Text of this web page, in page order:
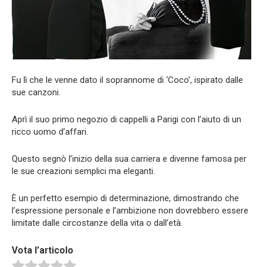
Fu lì che le venne dato il soprannome di ‘Coco’, ispirato dalle
sue canzoni.
Aprì il suo primo negozio di cappelli a Parigi con l’aiuto di un
ricco uomo d’affari.
Questo segnò l’inizio della sua carriera e divenne famosa per
le sue creazioni semplici ma eleganti.
È un perfetto esempio di determinazione, dimostrando che
l’espressione personale e l’ambizione non dovrebbero essere
limitate dalle circostanze della vita o dall’età.
Vota l’articolo